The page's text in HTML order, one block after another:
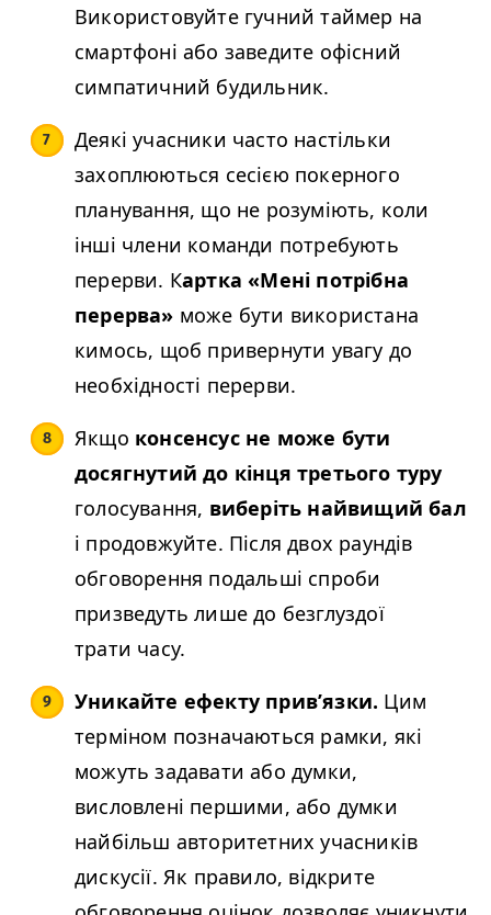
Використовуйте гучний таймер на
смартфоні або заведите офісний
симпатичний будильник.
Деякі учасники часто настільки
захоплюються сесією покерного
планування, що не розуміють, коли
інші члени команди потребують
перерви. Картка «Мені потрібна
перерва» може бути використана
кимось, щоб привернути увагу до
необхідності перерви.
Якщо консенсус не може бути
досягнутий до кінця третього туру
голосування, виберіть найвищий бал
і продовжуйте. Після двох раундів
обговорення подальші спроби
призведуть лише до безглуздої
трати часу.
Уникайте ефекту прив’язки. Цим
терміном позначаються рамки, які
можуть задавати або думки,
висловлені першими, або думки
найбільш авторитетних учасників
дискусії. Як правило, відкрите